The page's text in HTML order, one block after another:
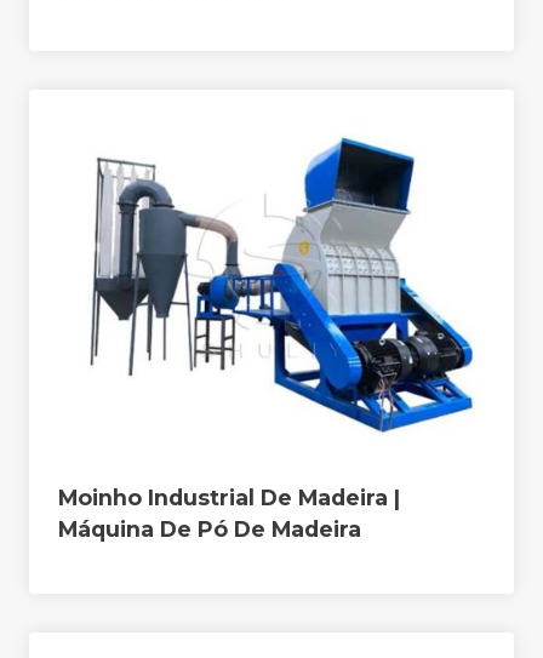
Moinho Industrial De Madeira |
Máquina De Pó De Madeira